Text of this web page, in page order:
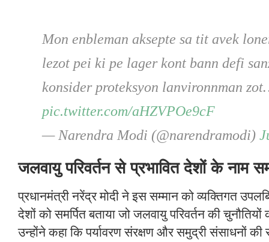
Mon enbleman aksepte sa tit avek
lezot pei ki pe lager kont bann defi
konsider proteksyon lanvironnman
pic.twitter.com/aHZVPOe9cF
— Narendra Modi (@narendramodi)
जलवायु परिवर्तन से प्रभावित देशों के नाम
प्रधानमंत्री नरेंद्र मोदी ने इस सम्मान को व्यक्तिगत
देशों को समर्पित बताया जो जलवायु परिवर्तन की
उन्होंने कहा कि पर्यावरण संरक्षण और समुद्री संसाधनों की